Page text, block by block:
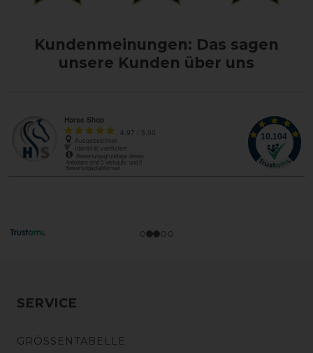
Kundenmeinungen: Das sagen
unsere Kunden über uns
SERVICE
GRÖSSENTABELLE